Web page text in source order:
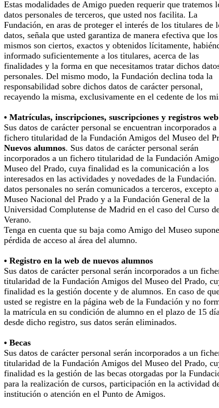
Estas modalidades de Amigo pueden requerir que tratemos
datos personales de terceros, que usted nos facilita. La
Fundación, en aras de proteger el interés de los titulares de
datos, señala que usted garantiza de manera efectiva que los
mismos son ciertos, exactos y obtenidos lícitamente,
informado suficientemente a los titulares, acerca de las
finalidades y la forma en que necesitamos tratar dichos
personales. Del mismo modo, la Fundación declina toda la
responsabilidad sobre dichos datos de carácter personal,
recayendo la misma, exclusivamente en el cedente de los
• Matrículas, inscripciones, suscripciones y registros web
Sus datos de carácter personal se encuentran incorporados a
fichero titularidad de la Fundación Amigos del Museo del
Nuevos alumnos. Sus datos de carácter personal serán
incorporados a un fichero titularidad de la Fundación
Museo del Prado, cuya finalidad es la comunicación a los
interesados en las actividades y novedades de la Fundación.
datos personales no serán comunicados a terceros, excepto
Museo Nacional del Prado y a la Fundación General de la
Universidad Complutense de Madrid en el caso del Curso
Verano.
Tenga en cuenta que su baja como Amigo del Museo
pérdida de acceso al área del alumno.
• Registro en la web de nuevos alumnos
Sus datos de carácter personal serán incorporados a un
titularidad de la Fundación Amigos del Museo del Prado,
finalidad es la gestión docente y de alumnos. En caso de
usted se registre en la página web de la Fundación y no
la matrícula en su condición de alumno en el plazo de 15
desde dicho registro, sus datos serán eliminados.
• Becas
Sus datos de carácter personal serán incorporados a un
titularidad de la Fundación Amigos del Museo del Prado,
finalidad es la gestión de las becas otorgadas por la
para la realización de cursos, participación en la actividad
institución o atención en el Punto de Amigos.